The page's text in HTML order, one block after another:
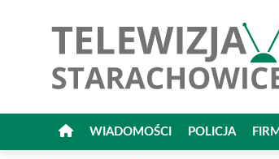
WIADOMOŚCI POLICJA